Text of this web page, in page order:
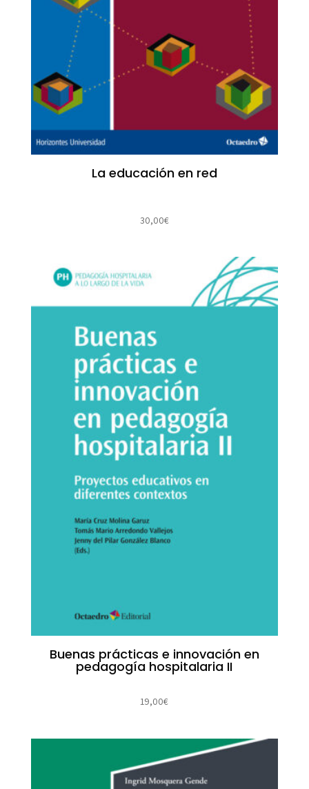
La educación en red
30,00€
Buenas prácticas e innovación en
pedagogía hospitalaria II
19,00€